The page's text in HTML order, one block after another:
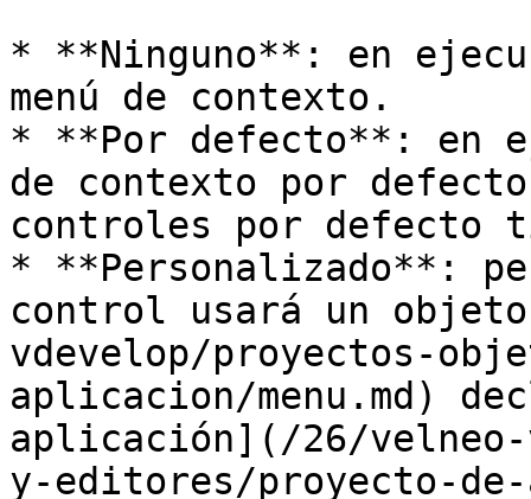
* **Ninguno**: en
menú de contexto.
* **Por defecto**: en
de contexto por
controles por defecto
* **Personalizado**:
control usará un
vdevelop/proyectos-
aplicacion/menu.md)
aplicación](/26/
y-editores/proyecto-